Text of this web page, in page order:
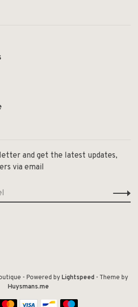
and get the latest updates,
via email
- Powered byLightspeed - Theme by
Huysmans.me